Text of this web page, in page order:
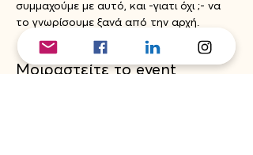
συμμαχούμε με αυτό, και -γιατι όχι ;- να
το γνωρίσουμε ξανά από την αρχή.
Μοιραστείτε το event